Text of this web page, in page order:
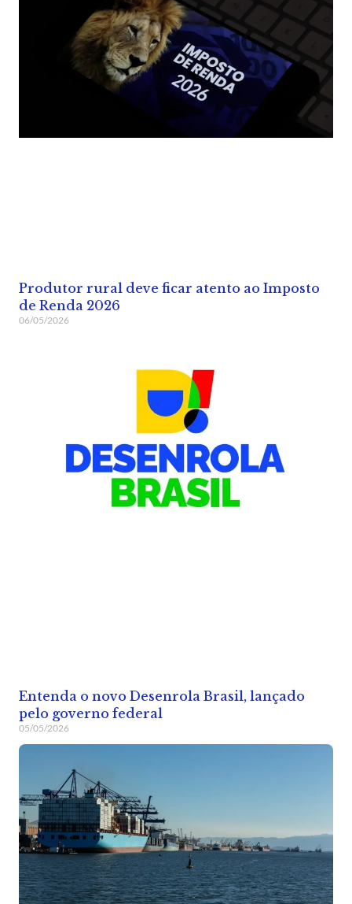
Produtor rural deve ficar atento ao Imposto
de Renda 2026
06/05/2026
Entenda o novo Desenrola Brasil, lançado
pelo governo federal
05/05/2026